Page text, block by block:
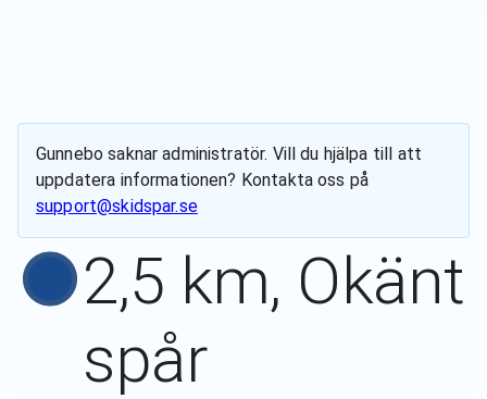
Gunnebo saknar administratör. Vill du hjälpa till att
uppdatera informationen? Kontakta oss på
support@skidspar.se
2,5 km, Okänt
spår